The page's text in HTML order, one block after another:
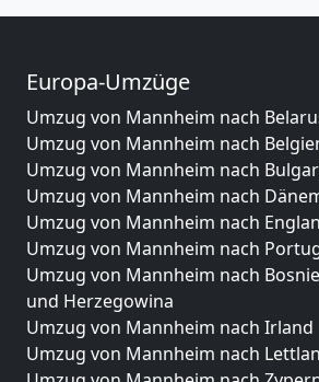
Europa-Umzüge
Umzug von Mannheim nach
Umzug von Mannheim nach
Umzug von Mannheim nach
Umzug von Mannheim nach
Umzug von Mannheim nach
Umzug von Mannheim nach
Umzug von Mannheim nach
und Herzegowina
Umzug von Mannheim nach Irland
Umzug von Mannheim nach